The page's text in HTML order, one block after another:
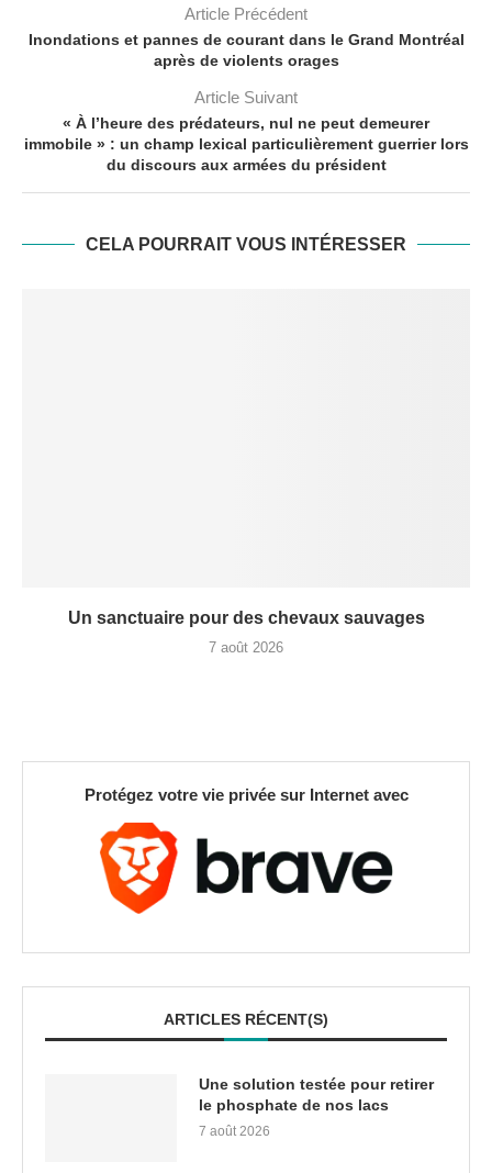
Article Précédent
Inondations et pannes de courant dans le Grand Montréal
après de violents orages
Article Suivant
« À l’heure des prédateurs, nul ne peut demeurer
immobile » : un champ lexical particulièrement guerrier lors
du discours aux armées du président
CELA POURRAIT VOUS INTÉRESSER
Un sanctuaire pour des chevaux sauvages
7 août 2026
Protégez votre vie privée sur Internet avec
ARTICLES RÉCENT(S)
Une solution testée pour retirer
le phosphate de nos lacs
7 août 2026